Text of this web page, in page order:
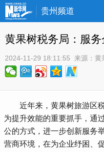
贵州频道
黄果树税务局：服
2024-11-29 18:11:55 来源： 黄
近年来，黄果树旅游区税
为提升效能的重要抓手，通
公的方式，进一步创新服务
营商环境，在为企业纾困、